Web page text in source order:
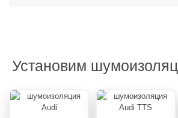
Установим